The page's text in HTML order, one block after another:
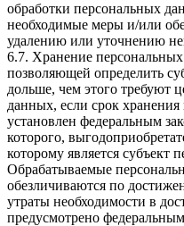
обработки персональных
необходимые меры и/или
удалению или уточнению
6.7. Хранение
позволяющей определить
дольше, чем этого требуют
данных, если срок
установлен федеральным
которого,
которому является субъект
Обрабатываемые
обезличиваются по
утраты необходимости в
предусмотрено